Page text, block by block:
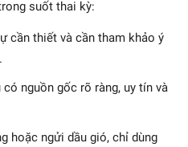
suốt thai kỳ:
cần thiết và cần tham khảo ý
nguồn gốc rõ ràng, uy tín và
hoặc ngửi dầu gió, chỉ dùng